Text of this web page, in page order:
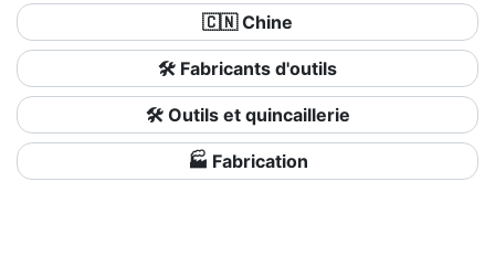
🇨🇳 Chine
🛠️ Fabricants d'outils
🛠️ Outils et quincaillerie
🏭 Fabrication